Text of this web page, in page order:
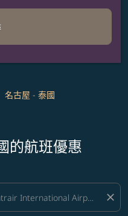
名古屋 - 泰國
的航班優惠
close